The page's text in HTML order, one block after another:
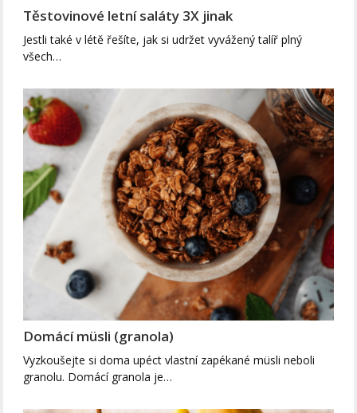
Těstovinové letní saláty 3X jinak
Jestli také v létě řešíte, jak si udržet vyvážený talíř plný
všech…
Domácí müsli (granola)
Vyzkoušejte si doma upéct vlastní zapékané müsli neboli
granolu. Domácí granola je…